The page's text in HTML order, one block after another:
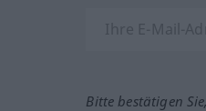
Bitte bestätigen